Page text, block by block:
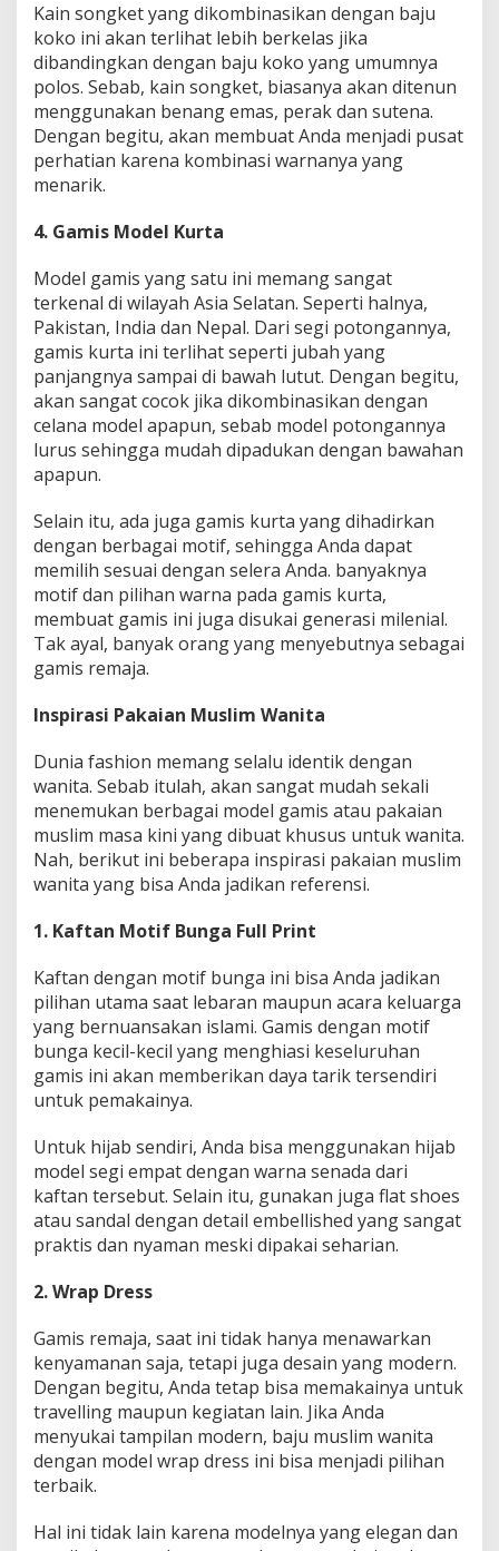
Kain songket yang dikombinasikan dengan baju
koko ini akan terlihat lebih berkelas jika
dibandingkan dengan baju koko yang umumnya
polos. Sebab, kain songket, biasanya akan ditenun
menggunakan benang emas, perak dan sutena.
Dengan begitu, akan membuat Anda menjadi pusat
perhatian karena kombinasi warnanya yang
menarik.
4. Gamis Model Kurta
Model gamis yang satu ini memang sangat
terkenal di wilayah Asia Selatan. Seperti halnya,
Pakistan, India dan Nepal. Dari segi potongannya,
gamis kurta ini terlihat seperti jubah yang
panjangnya sampai di bawah lutut. Dengan begitu,
akan sangat cocok jika dikombinasikan dengan
celana model apapun, sebab model potongannya
lurus sehingga mudah dipadukan dengan bawahan
apapun.
Selain itu, ada juga gamis kurta yang dihadirkan
dengan berbagai motif, sehingga Anda dapat
memilih sesuai dengan selera Anda. banyaknya
motif dan pilihan warna pada gamis kurta,
membuat gamis ini juga disukai generasi milenial.
Tak ayal, banyak orang yang menyebutnya sebagai
gamis remaja.
Inspirasi Pakaian Muslim Wanita
Dunia fashion memang selalu identik dengan
wanita. Sebab itulah, akan sangat mudah sekali
menemukan berbagai model gamis atau pakaian
muslim masa kini yang dibuat khusus untuk wanita.
Nah, berikut ini beberapa inspirasi pakaian muslim
wanita yang bisa Anda jadikan referensi.
1. Kaftan Motif Bunga Full Print
Kaftan dengan motif bunga ini bisa Anda jadikan
pilihan utama saat lebaran maupun acara keluarga
yang bernuansakan islami. Gamis dengan motif
bunga kecil-kecil yang menghiasi keseluruhan
gamis ini akan memberikan daya tarik tersendiri
untuk pemakainya.
Untuk hijab sendiri, Anda bisa menggunakan hijab
model segi empat dengan warna senada dari
kaftan tersebut. Selain itu, gunakan juga flat shoes
atau sandal dengan detail embellished yang sangat
praktis dan nyaman meski dipakai seharian.
2. Wrap Dress
Gamis remaja, saat ini tidak hanya menawarkan
kenyamanan saja, tetapi juga desain yang modern.
Dengan begitu, Anda tetap bisa memakainya untuk
travelling maupun kegiatan lain. Jika Anda
menyukai tampilan modern, baju muslim wanita
dengan model wrap dress ini bisa menjadi pilihan
terbaik.
Hal ini tidak lain karena modelnya yang elegan dan